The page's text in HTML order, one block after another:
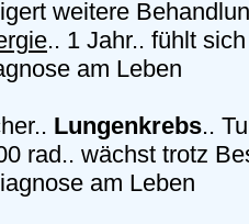
weitere
.. 1 Jahr.. fühlt
am Leben
Lungenkrebs..
rad.. wächst trotz
am Leben